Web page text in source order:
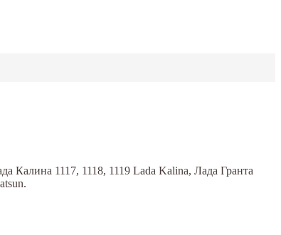
Калина 1117, 1118, 1119 Lada Kalina, Лада Гранта